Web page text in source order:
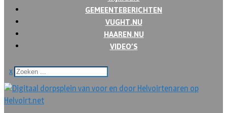
GEMEENTEBERICHTEN
VUGHT.NU
HAAREN.NU
VIDEO’S
x